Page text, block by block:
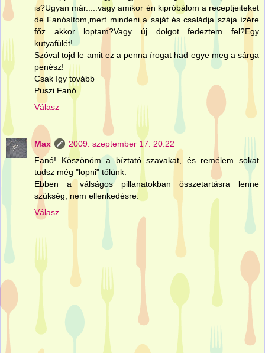
is?Ugyan már.....vagy amikor én kipróbálom a receptjeiteket
de Fanósítom,mert mindeni a saját és családja szája ízére
főz akkor loptam?Vagy új dolgot fedeztem fel?Egy
kutyafülét!
Szóval tojd le amit ez a penna írogat had egye meg a sárga
penész!
Csak így tovább
Puszi Fanó
Válasz
Max
2009. szeptember 17. 20:22
Fanó! Köszönöm a bíztató szavakat, és remélem sokat
tudsz még "lopni" tőlünk.
Ebben a válságos pillanatokban összetartásra lenne
szükség, nem ellenkedésre.
Válasz